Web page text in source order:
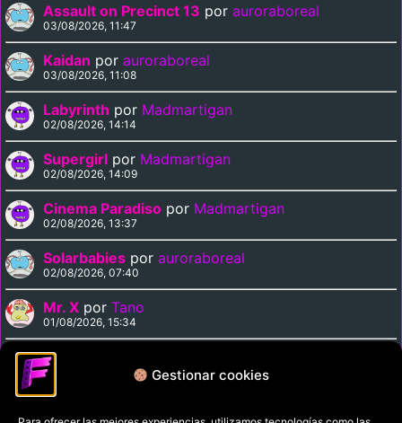
Gestionar cookies
Assault on Precinct 13 por auroraboreal
03/08/2026, 11:47
Kaidan por auroraboreal
03/08/2026, 11:08
Labyrinth por Madmartigan
02/08/2026, 14:14
Supergirl por Madmartigan
02/08/2026, 14:09
Cinema Paradiso por Madmartigan
02/08/2026, 13:37
Solarbabies por auroraboreal
02/08/2026, 07:40
Mr. X por Tano
01/08/2026, 15:34
Medusa Against the Son of Hercules
01/08/2026, 15:15